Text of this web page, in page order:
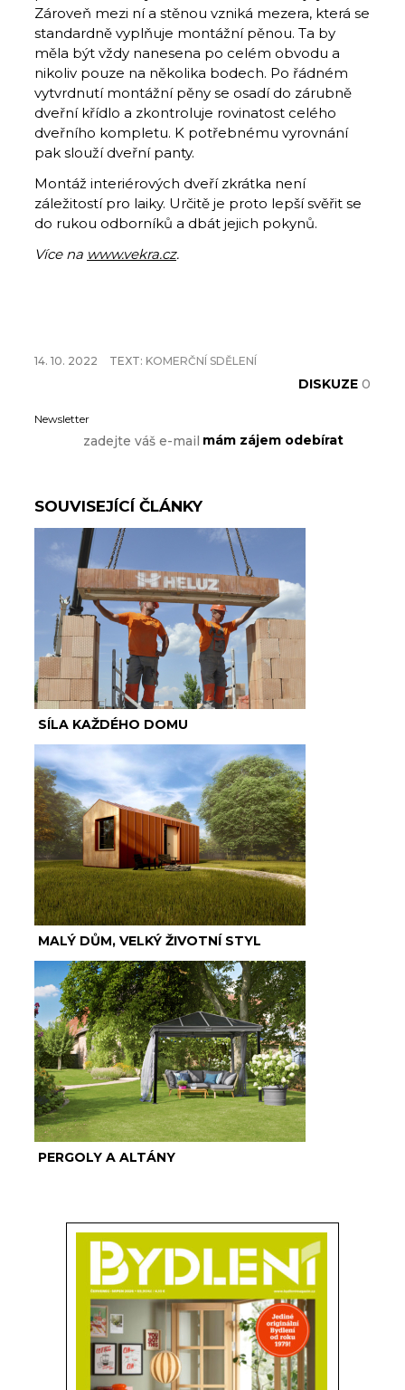
Zároveň mezi ní a stěnou vzniká mezera, která se
standardně vyplňuje montážní pěnou. Ta by
měla být vždy nanesena po celém obvodu a
nikoliv pouze na několika bodech. Po řádném
vytvrdnutí montážní pěny se osadí do zárubně
dveřní křídlo a zkontroluje rovinatost celého
dveřního kompletu. K potřebnému vyrovnání
pak slouží dveřní panty.
Montáž interiérových dveří zkrátka není
záležitostí pro laiky. Určitě je proto lepší svěřit se
do rukou odborníků a dbát jejich pokynů.
Více na www.vekra.cz.
14. 10. 2022 TEXT: KOMERČNÍ SDĚLENÍ
DISKUZE 0
Newsletter
SOUVISEJÍCÍ ČLÁNKY
SÍLA KAŽDÉHO DOMU
MALÝ DŮM, VELKÝ ŽIVOTNÍ STYL
PERGOLY A ALTÁNY